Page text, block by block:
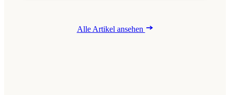
Alle Artikel ansehen